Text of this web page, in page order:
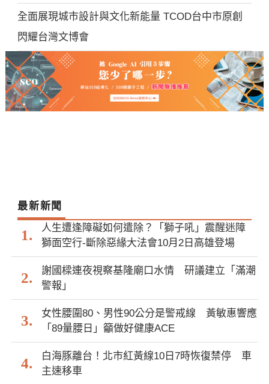
全面展現城市設計與文化新能量 TCOD台中市原創
閃耀台灣文博會
最新新聞
人生遭逢障礙如何遣除？「獅子吼」震醒迷障
獅面空行-斷除惡緣大法會10月2日高雄登場
謝國樑連夜視察基隆廟口水情 研議建立「滿潮
警報」
女性腰圍80、男性90公分是警戒線 黃敏惠響應
「89量腰日」籲做好健康ACE
白海豚離台！北市紅黃線10日7時恢復禁停 車
主速移車